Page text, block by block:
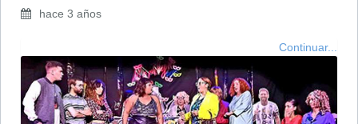
hace 3 años
Continuar...